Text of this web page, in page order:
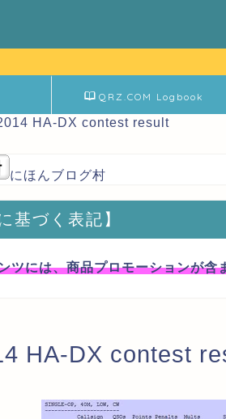
QRZ.COM Logbook
HA-DX contest result
にほんブログ村
基づく表記】
ツには、商品プロモーションが含
HA-DX contest